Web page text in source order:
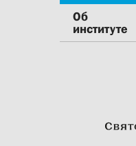
Об
институте